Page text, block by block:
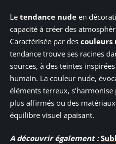
Le tendance nude en
capacité à créer des
Caractérisée par des couleurs
tendance trouve ses racines
sources, à des teintes
humain. La couleur nude,
éléments terreux,
plus affirmés ou des
équilibre visuel apaisant.
A découvrir également :